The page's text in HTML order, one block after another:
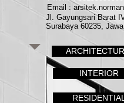
Email :
Jl. Gayungsari Barat
Surabaya 60235,
INTERIOR
RESIDENTIAL